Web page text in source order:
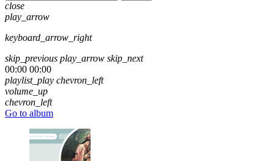
close
play_arrow
keyboard_arrow_right
skip_previous play_arrow skip_next
00:00 00:00
playlist_play chevron_left
volume_up
chevron_left
Go to album